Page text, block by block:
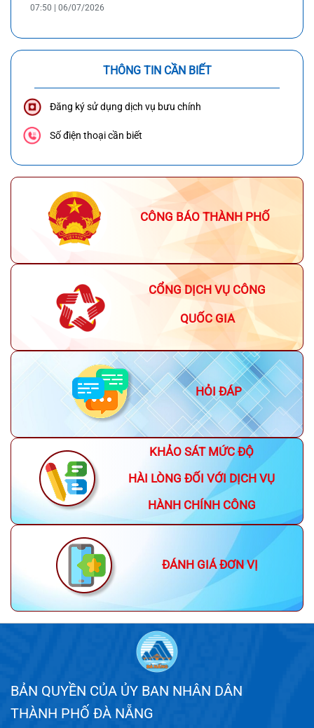
07:50 | 06/07/2026
THÔNG TIN CẦN BIẾT
Đăng ký sử dụng dịch vụ bưu chính
Số điện thoại cần biết
CÔNG BÁO THÀNH PHỐ
CỔNG DỊCH VỤ CÔNG
QUỐC GIA
HỎI ĐÁP
KHẢO SÁT MỨC ĐỘ
HÀI LÒNG ĐỐI VỚI DỊCH VỤ
HÀNH CHÍNH CÔNG
ĐÁNH GIÁ ĐƠN VỊ
BẢN QUYỀN CỦA ỦY BAN NHÂN DÂN
THÀNH PHỐ ĐÀ NẴNG